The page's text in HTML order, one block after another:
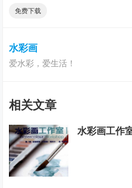
免费下载
水彩画
爱水彩，爱生活！
相关文章
水彩画工作